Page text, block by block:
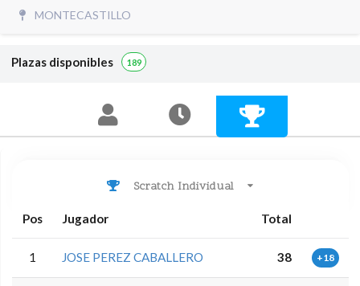
MONTECASTILLO
Plazas disponibles 189
Scratch Individual
Pos Jugador Total
1 JOSE PEREZ CABALLERO 38 +18